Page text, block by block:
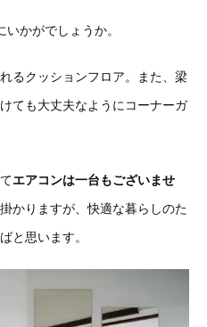
かがでしょうか。
るクッションフロア。また、梁
ても大丈夫なようにコーナーガ
エアコンは一台もございませ
かりますが、快適な暮らしのた
と思います。